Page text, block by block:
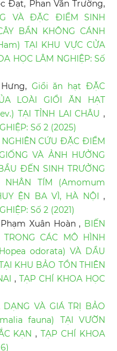
Đạt, Phan Văn Trường,
VÀ ĐẶC ĐIỂM SINH
BẦN KHÔNG CÁNH
TẠI KHU VỰC CỬA
HỌC LÂM NGHIỆP: Số
Giổi ăn hạt ĐẶC
LOÀI GIỔI ĂN HẠT
TẠI TỈNH LAI CHÂU,
Số 2 (2025)
NGHIÊN CỨU ĐẶC ĐIỂM
VÀ ẢNH HƯỞNG
ĐẾN SINH TRƯỞNG
NHÂN TÍM (Amomum
ỆN BA VÌ, HÀ NỘI,
Số 2 (2021)
Xuân Hoàn , BIẾN
CÁC MÔ HÌNH
odorata) VÀ DẦU
KHU BẢO TỒN THIÊN
, TẠP CHÍ KHOA HỌC
VÀ GIÁ TRỊ BẢO
fauna) TẠI VƯỜN
KẠN,TẠP CHÍ KHOA